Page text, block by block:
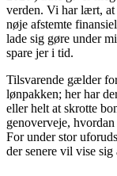
verden. Vi har lært, at
nøje afstemte
lade sig gøre under
spare jer i tid.
Tilsvarende gælder
lønpakken; her har
eller helt at skrotte
genoverveje,
For under stor
der senere vil vise